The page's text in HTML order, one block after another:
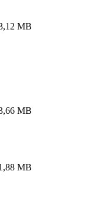
MB
MB
MB